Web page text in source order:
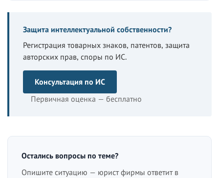
Защита интеллектуальной собственности?
Регистрация товарных знаков, патентов, защита
авторских прав, споры по ИС.
Консультация по ИС
Первичная оценка — бесплатно
Остались вопросы по теме?
Опишите ситуацию — юрист фирмы ответит в